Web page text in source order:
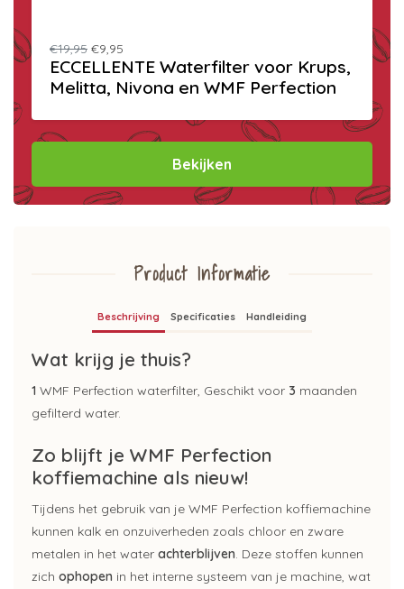
€19,95 €9,95
ECCELLENTE Waterfilter voor Krups,
Melitta, Nivona en WMF Perfection
Bekijken
Product Informatie
Beschrijving Specificaties Handleiding
Wat krijg je thuis?
1 WMF Perfection waterfilter, Geschikt voor 3 maanden
gefilterd water.
Zo blijft je WMF Perfection
koffiemachine als nieuw!
Tijdens het gebruik van je WMF Perfection koffiemachine
kunnen kalk en onzuiverheden zoals chloor en zware
metalen in het water achterblijven. Deze stoffen kunnen
zich ophopen in het interne systeem van je machine, wat